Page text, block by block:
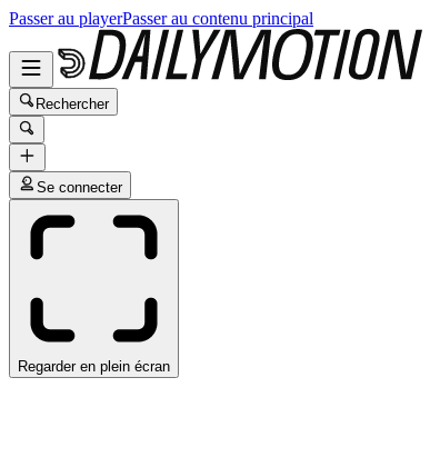
Passer au playerPasser au contenu principal
Rechercher
Se connecter
Regarder en plein écran